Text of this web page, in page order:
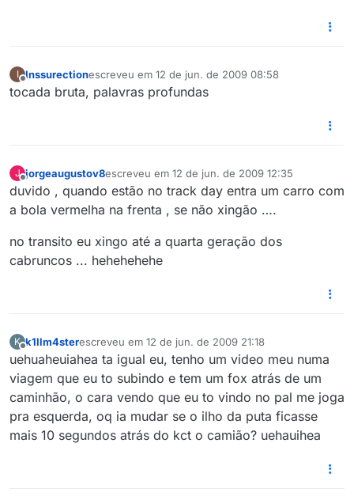
I
Offline
Inssurectionescreveu em 12 de jun. de 2009 08:58
última edição por
tocada bruta, palavras profundas
J
Offline
jorgeaugustov8escreveu em 12 de jun. de 2009 12:35
última edição por
duvido , quando estão no track day entra um carro com
a bola vermelha na frenta , se não xingão ….
no transito eu xingo até a quarta geração dos
cabruncos ... hehehehehe
K
Offline
k1llm4sterescreveu em 12 de jun. de 2009 21:18
última edição por
uehuaheuiahea ta igual eu, tenho um video meu numa
viagem que eu to subindo e tem um fox atrás de um
caminhão, o cara vendo que eu to vindo no pal me joga
pra esquerda, oq ia mudar se o ilho da puta ficasse
mais 10 segundos atrás do kct o camião? uehauihea